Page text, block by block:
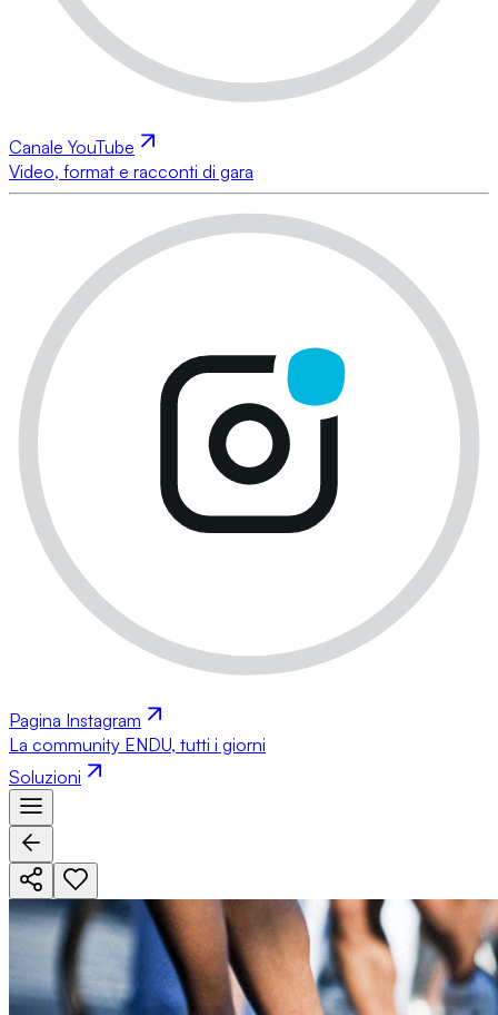
Canale YouTube
Video, format e racconti di gara
Pagina Instagram
La community ENDU, tutti i giorni
Soluzioni